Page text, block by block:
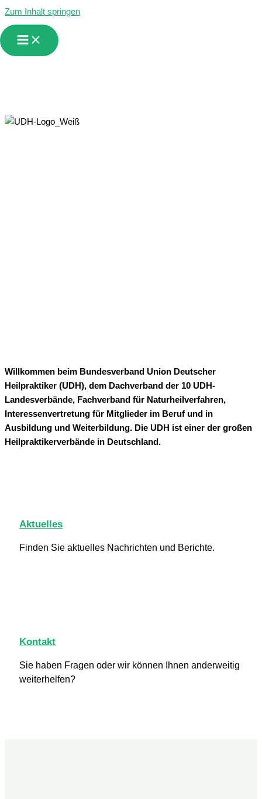
Zum Inhalt springen
Willkommen beim Bundesverband Union Deutscher
Heilpraktiker (UDH), dem Dachverband der 10 UDH-
Landesverbände, Fachverband für Naturheilverfahren,
Interessenvertretung für Mitglieder im Beruf und in
Ausbildung und Weiterbildung. Die UDH ist einer der großen
Heilpraktikerverbände in Deutschland.
Aktuelles
Finden Sie aktuelles Nachrichten und Berichte.
Kontakt
Sie haben Fragen oder wir können Ihnen anderweitig
weiterhelfen?